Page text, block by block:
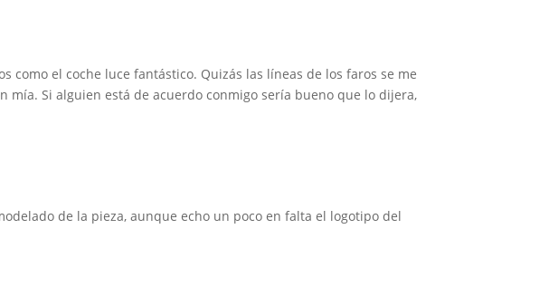
como el coche luce fantástico. Quizás las líneas de los faros se me
Si alguien está de acuerdo conmigo sería bueno que lo dijera,
de la pieza, aunque echo un poco en falta el logotipo del